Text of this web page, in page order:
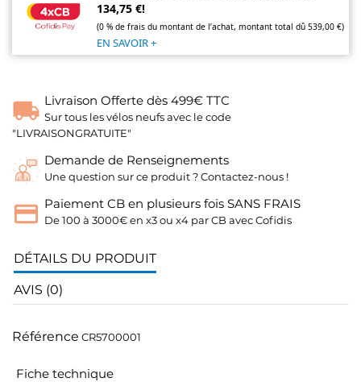
134,75 €!
(0 % de frais du montant de l’achat, montant total dû 539,00 €)
EN SAVOIR +
Livraison Offerte dès 499€ TTC
Sur tous les vélos neufs avec le code
"LIVRAISONGRATUITE"
Demande de Renseignements
Une question sur ce produit ? Contactez-nous !
Paiement CB en plusieurs fois SANS FRAIS
De 100 à 3000€ en x3 ou x4 par CB avec Cofidis
DÉTAILS DU PRODUIT
AVIS (0)
Référence CR5700001
Fiche technique